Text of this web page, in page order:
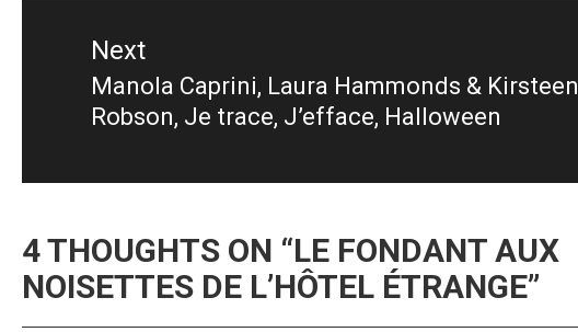
Next
Next
post:
Manola Caprini, Laura Hammonds & Kirsteen
Robson, Je trace, J’efface, Halloween
4 THOUGHTS ON “LE FONDANT AUX
NOISETTES DE L’HÔTEL ÉTRANGE”